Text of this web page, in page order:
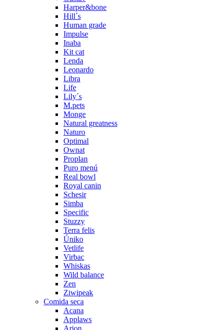
Harper&bone
Hill´s
Human grade
Impulse
Inaba
Kit cat
Lenda
Leonardo
Libra
Life
Lily´s
M.pets
Monge
Natural greatness
Naturo
Optimal
Ownat
Proplan
Puro menú
Real bowl
Royal canin
Schesir
Simba
Specific
Stuzzy
Terra felis
Úniko
Vetlife
Virbac
Whiskas
Wild balance
Zen
Ziwipeak
Comida seca
Acana
Applaws
Arion